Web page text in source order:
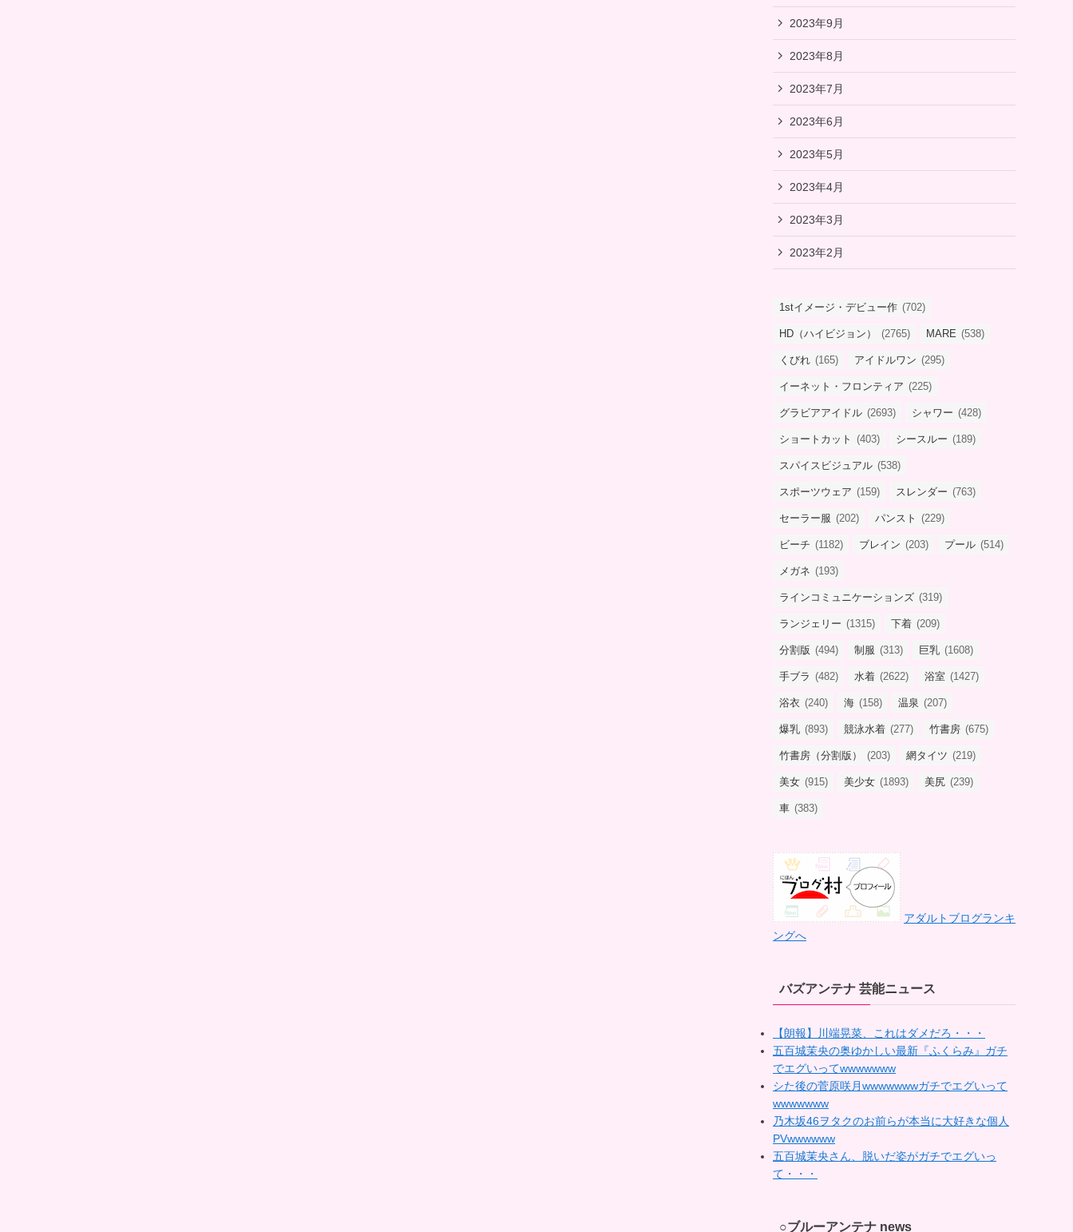
2023年9月
2023年8月
2023年7月
2023年6月
2023年5月
2023年4月
2023年3月
2023年2月
1stイメージ・デビュー作 (702)
HD（ハイビジョン） (2765) MARE (538)
くびれ (165) アイドルワン (295)
イーネット・フロンティア (225)
グラビアアイドル (2693) シャワー (428)
ショートカット (403) シースルー (189)
スパイスビジュアル (538)
スポーツウェア (159) スレンダー (763)
セーラー服 (202) パンスト (229)
ビーチ (1182) ブレイン (203) プール (514)
メガネ (193)
ラインコミュニケーションズ (319)
ランジェリー (1315) 下着 (209)
分割版 (494) 制服 (313) 巨乳 (1608)
手ブラ (482) 水着 (2622) 浴室 (1427)
浴衣 (240) 海 (158) 温泉 (207)
爆乳 (893) 競泳水着 (277) 竹書房 (675)
竹書房（分割版） (203) 網タイツ (219)
美女 (915) 美少女 (1893) 美尻 (239)
車 (383)
アダルトブログランキ
ングへ
バズアンテナ 芸能ニュース
【朗報】川端晃菜、これはダメだろ・・・
五百城茉央の奥ゆかしい最新『ふくらみ』ガチ
でエグいってwwwwwww
シた後の菅原咲月wwwwwwwガチでエグいって
wwwwwww
乃木坂46ヲタクのお前らが本当に大好きな個人
PVwwwwww
五百城茉央さん、脱いだ姿がガチでエグいっ
て・・・
○ブルーアンテナ news